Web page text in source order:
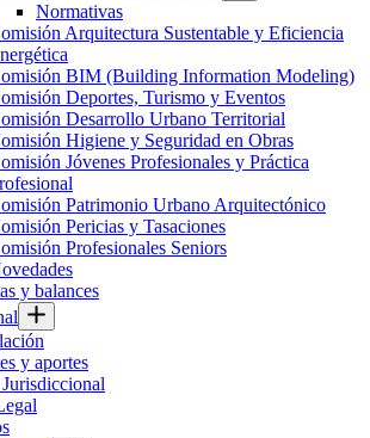
Normativas
Arquitectura Sustentable y Eficiencia
BIM (Building Information Modeling)
Deportes, Turismo y Eventos
Desarrollo Urbano Territorial
Higiene y Seguridad en Obras
Jóvenes Profesionales y Práctica
Patrimonio Urbano Arquitectónico
Pericias y Tasaciones
Profesionales Seniors
y balances
y aportes